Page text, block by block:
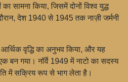
सामना किया, जिसमें दोनों विश्व युद्ध
देश 1940 से 1945 तक नाज़ी जर्मनी
आर्थिक वृद्धि का अनुभव किया, और यह
बन गया। नॉर्वे 1949 में नाटो का सदस्य
में सक्रिय रूप से भाग लेता है।